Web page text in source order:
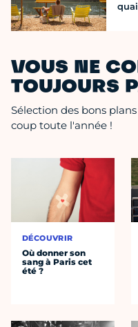
VOUS NE
TOUJOURS
Sélection des bons
coup toute l'année !
DÉCOUVRIR
Où donner son
sang à Paris cet
été ?